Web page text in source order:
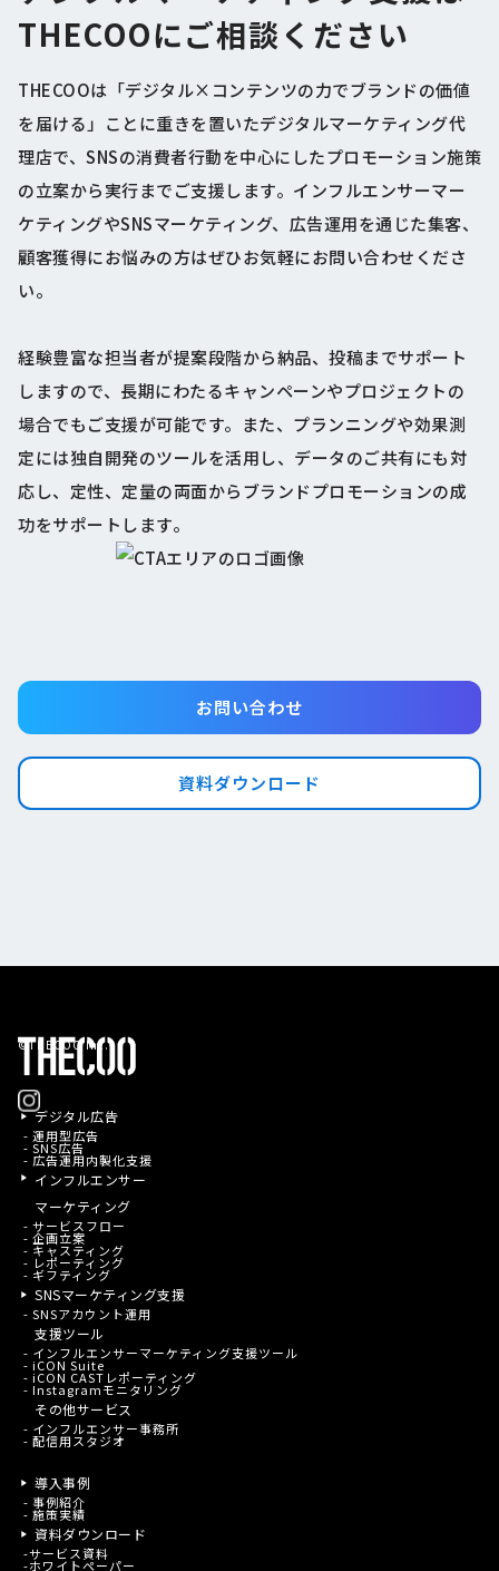
THECOOにご相談ください
THECOOは「デジタル×コンテンツの力でブランドの価値
を届ける」ことに重きを置いたデジタルマーケティング代
理店で、SNSの消費者行動を中心にしたプロモーション施策
の立案から実行までご支援します。インフルエンサーマー
ケティングやSNSマーケティング、広告運用を通じた集客、
顧客獲得にお悩みの方はぜひお気軽にお問い合わせくださ
い。
経験豊富な担当者が提案段階から納品、投稿までサポート
しますので、長期にわたるキャンペーンやプロジェクトの
場合でもご支援が可能です。また、プランニングや効果測
定には独自開発のツールを活用し、データのご共有にも対
応し、定性、定量の両面からブランドプロモーションの成
功をサポートします。
お問い合わせ
資料ダウンロード
デジタル広告
- 運用型広告
- SNS広告
- 広告運用内製化支援
インフルエンサー
マーケティング
- サービスフロー
- 企画立案
- キャスティング
- レポーティング
- ギフティング
SNSマーケティング支援
- SNSアカウント運用
支援ツール
- インフルエンサーマーケティング支援ツール
- iCON Suite
- iCON CASTレポーティング
- Instagramモニタリング
その他サービス
- インフルエンサー事務所
- 配信用スタジオ
導入事例
- 事例紹介
- 施策実績
資料ダウンロード
-サービス資料
-ホワイトペーパー
©THECOO Inc.